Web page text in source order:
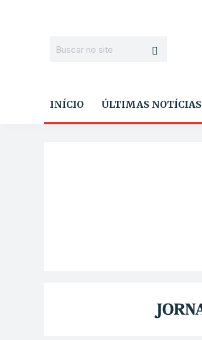
INÍCIO ÚLTIMAS NOTÍCIAS